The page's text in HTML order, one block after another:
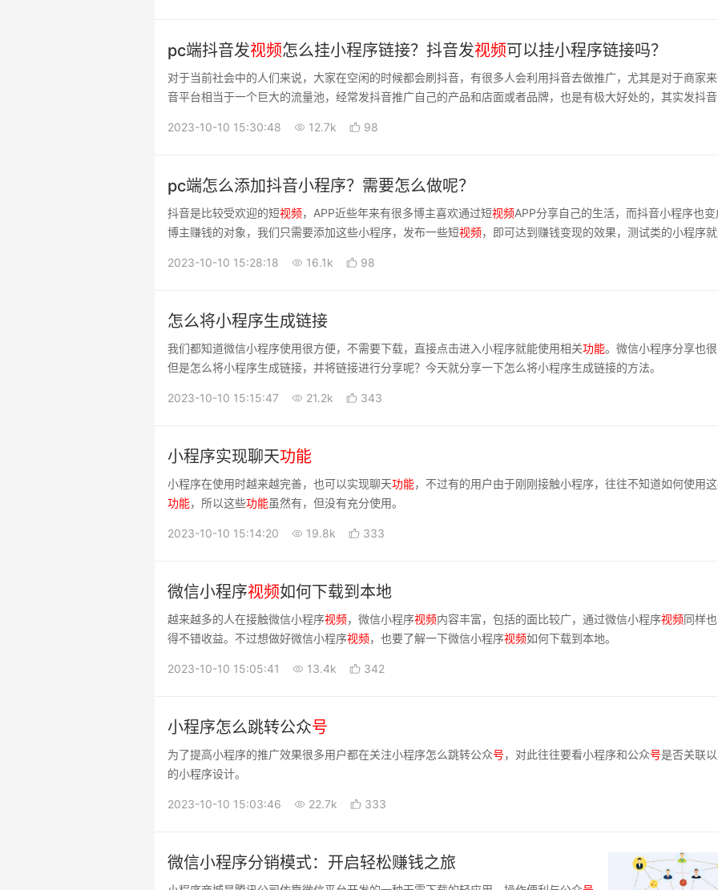
pc端抖音发视频怎么挂小程序链接？抖音发视频可以挂小程序链接吗？
对于当前社会中的人们来说，大家在空闲的时候都会刷抖音，有很多人会利用抖音去做推广，尤其是对于商家
音平台相当于一个巨大的流量池，经常发抖音推广自己的产品和店面或者品牌，也是有极大好处的，其实发抖
2023-10-10 15:30:48
12.7k 98
pc端怎么添加抖音小程序？需要怎么做呢？
抖音是比较受欢迎的短视频，APP近些年来有很多博主喜欢通过短视频APP分享自己的生活，而抖音小程序也
博主赚钱的对象，我们只需要添加这些小程序，发布一些短视频，即可达到赚钱变现的效果，测试类的小程序
2023-10-10 15:28:18
16.1k 98
怎么将小程序生成链接
我们都知道微信小程序使用很方便，不需要下载，直接点击进入小程序就能使用相关功能。微信小程序分享也
但是怎么将小程序生成链接，并将链接进行分享呢？今天就分享一下怎么将小程序生成链接的方法。
2023-10-10 15:15:47 21.2k 343
小程序实现聊天功能
小程序在使用时越来越完善，也可以实现聊天功能，不过有的用户由于刚刚接触小程序，往往不知道如何使用
功能，所以这些功能虽然有，但没有充分使用。
2023-10-10 15:14:20 19.8k 333
微信小程序视频如何下载到本地
越来越多的人在接触微信小程序视频，微信小程序视频内容丰富，包括的面比较广，通过微信小程序视频同样
得不错收益。不过想做好微信小程序视频，也要了解一下微信小程序视频如何下载到本地。
2023-10-10 15:05:41 13.4k 342
小程序怎么跳转公众号
为了提高小程序的推广效果很多用户都在关注小程序怎么跳转公众号，对此往往要看小程序和公众号是否关联
的小程序设计。
2023-10-10 15:03:46 22.7k 333
微信小程序分销模式：开启轻松赚钱之旅